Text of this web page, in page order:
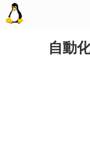
自動